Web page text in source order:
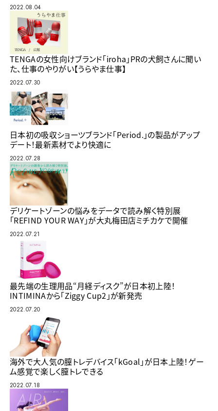
2022.08.04
TENGAの女性向けブランド「iroha」PRの犬飼さんに聞い
た、仕事のやりがい【うらやま仕事】
2022.07.30
日本初の吸収ショーツブランド「Period.」の製品がアップ
デート！最新素材でより快適に
2022.07.28
デリケートゾーンの悩みをデータで読み解く特別展
「REFIND YOUR WAY」が大丸梅田店ミチカケで開催
2022.07.21
最先端の生理用品“月経ディスク”が日本初上陸！
INTIMINAから「Ziggy Cup2」が新発売
2022.07.20
海外で大人気の膣トレデバイス「kGoal」が日本上陸！ゲー
ム感覚で楽しく膣トレできる
2022.07.18